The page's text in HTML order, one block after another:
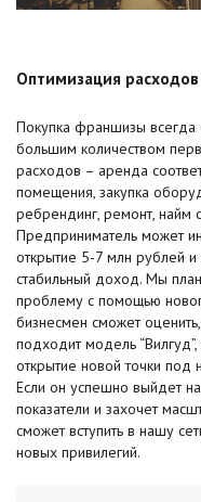
Оптимизация
Покупка франшизы всегда
большим количеством
расходов – аренда
помещения, закупка
ребрендинг, ремонт, найм
Предприниматель может
открытие 5-7 млн рублей и
стабильный доход. Мы
проблему с помощью
бизнесмен сможет
подходит модель
открытие новой точки
Если он успешно выйдет
показатели и захочет
сможет вступить в нашу
новых привилегий.